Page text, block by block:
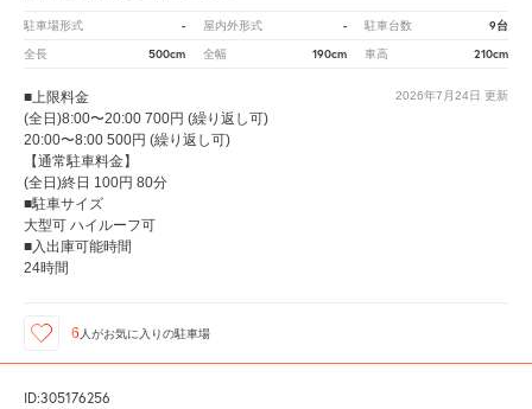
駐車場形式 - 屋内外形式 - 駐車台数 9台
全長 500cm 全幅 190cm 車高 210cm
2026年7月24日 更新
■上限料金
(全日)8:00〜20:00 700円 (繰り返し可)
20:00〜8:00 500円 (繰り返し可)
【通常駐車料金】
(全日)終日 100円 80分
■駐車サイズ
大型可 ハイルーフ可
■入出庫可能時間
24時間
6 人がお気に入りの駐車場
ID:305176256